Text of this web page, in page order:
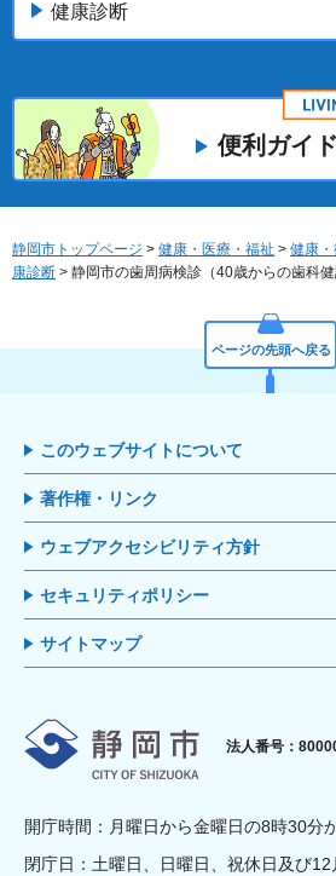
健康診断
便利ガイド
静岡市トップページ > 健康・医療・福祉 > 健康・
康診断 > 静岡市の歯周病検診（40歳からの歯科健
ページの先頭へ戻る
このウェブサイトについて
著作権・リンク
ウェブアクセシビリティ方針
セキュリティポリシー
サイトマップ
静岡市
法人番号：
開庁時間：月曜日から金曜日の8時30分
閉庁日：土曜日、日曜日、祝休日及び